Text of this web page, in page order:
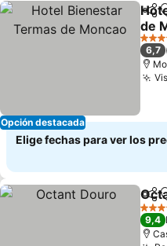
Opción destacada
de
4
6,7
Elige fechas para ver los
5
9,4